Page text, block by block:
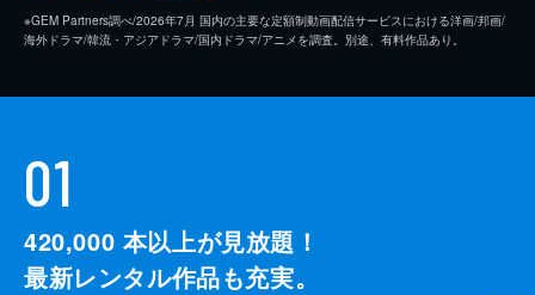
※GEM Partners調べ/2026年7⽉ 国内の主要な定額制動画配信サービスにおける洋画/邦画/
海外ドラマ/韓流・アジアドラマ/国内ドラマ/アニメを調査。別途、有料作品あり。
01
420,000 本以上が見放題！
最新レンタル作品も充実。